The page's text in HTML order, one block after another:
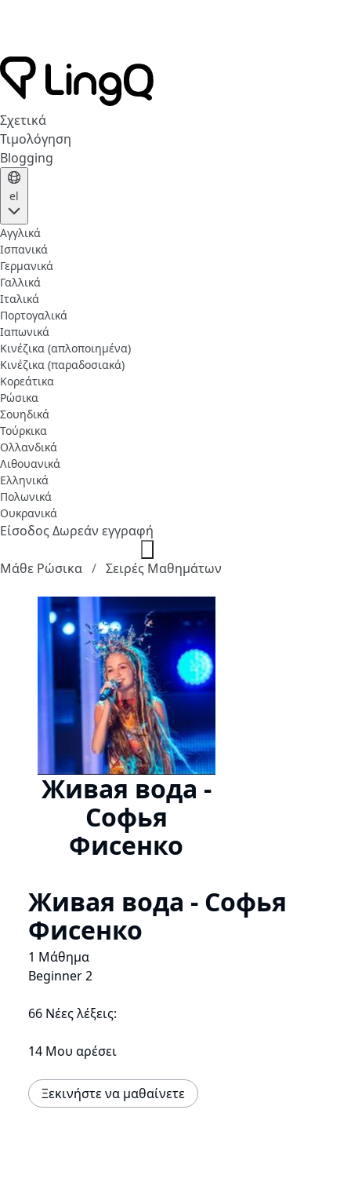
Σχετικά
Τιμολόγηση
Blogging
el
Αγγλικά
Ισπανικά
Γερμανικά
Γαλλικά
Ιταλικά
Πορτογαλικά
Ιαπωνικά
Κινέζικα (απλοποιημένα)
Κινέζικα (παραδοσιακά)
Κορεάτικα
Ρώσικα
Σουηδικά
Τούρκικα
Ολλανδικά
Λιθουανικά
Ελληνικά
Πολωνικά
Ουκρανικά
ΕίσοδοςΔωρεάν εγγραφή
Μάθε Ρώσικα Σειρές Μαθημάτων
Живая вода -
Софья
Фисенко
Живая вода - Софья
Фисенко
1 Μάθημα
Beginner 2
66 Νέες λέξεις:
14 Μου αρέσει
Ξεκινήστε να μαθαίνετε